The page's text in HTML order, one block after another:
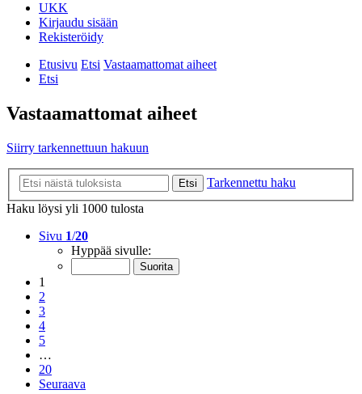
UKK
Kirjaudu sisään
Rekisteröidy
Etusivu Etsi Vastaamattomat aiheet
Etsi
Vastaamattomat aiheet
Siirry tarkennettuun hakuun
Etsi
Tarkennettu haku
Haku löysi yli 1000 tulosta
Sivu 1/20
Hyppää sivulle:
1
2
3
4
5
…
20
Seuraava